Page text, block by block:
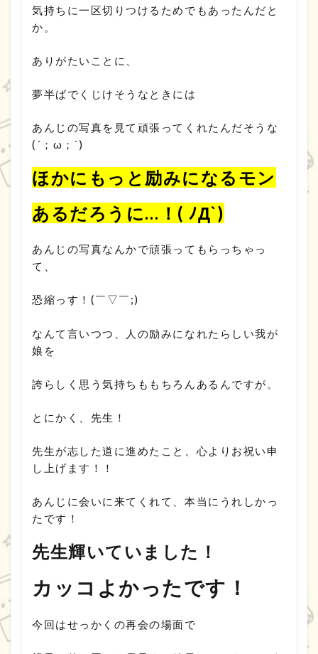
気持ちに一区切りつけるためでもあったんだと
か。
ありがたいことに、
夢半ばでくじけそうなときには
あんじの写真を見て頑張ってくれたんだそうな
(´；ω；`)
ほかにもっと励みになるモン
あるだろうに…！( ﾉД`)
あんじの写真なんかで頑張ってもらっちゃっ
て、
恐縮っす！(￣▽￣;)
なんて言いつつ、人の励みになれたらしい我が
娘を
誇らしく思う気持ちももちろんあるんですが。
とにかく、先生！
先生が志した道に進めたこと、心よりお祝い申
し上げます！！
あんじに会いに来てくれて、本当にうれしかっ
たです！
先生輝いていました！
カッコよかったです！
今回はせっかくの再会の場面で